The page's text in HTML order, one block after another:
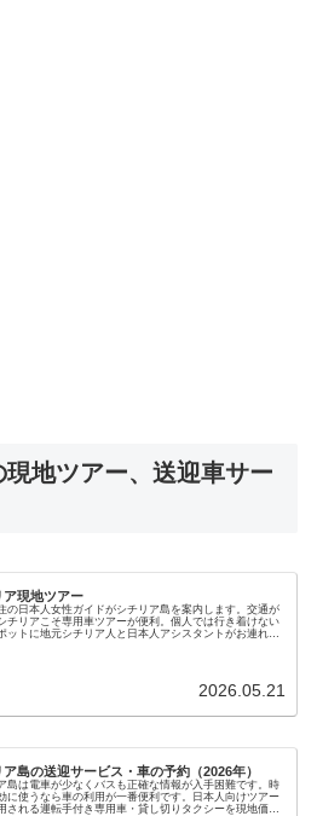
地ツアー、送迎車サー
ア現地ツアー
の日本人女性ガイドがシチリア島を案内します。交通が
チリアこそ専用車ツアーが便利。個人では行き着けない
ットに地元シチリア人と日本人アシスタントがお連れし
2026.05.21
ア島の送迎サービス・車の予約（2026年）
島は電車が少なくバスも正確な情報が入手困難です。時
に使うなら車の利用が一番便利です。日本人向けツアー
される運転手付き専用車・貸し切りタクシーを現地価格